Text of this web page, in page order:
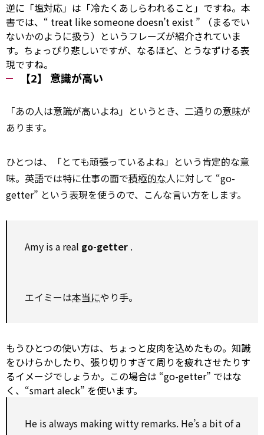
逆に「塩対応」は「冷たくあしらわれること」ですね。本
書では、“ treat like someone doesn’texist ” （まるでい
ないかのように扱う）というフレーズが紹介されていま
す。ちょっぴり悲しいですが、なるほど、とうなずける表
現ですね。
【2】 意識が高い
「あの人は意識が高いよね」というとき、二通りの意味が
あります。
ひとつは、「とても頑張っているよね」という肯定的な意
味。英語では特に仕事の面で積極的な人に対して “go-
getter” という表現を使うので、こんな言い方をします。
Amy is a real go-getter .
エイミーは本当にやり手。
もうひとつの使い方は、ちょっと皮肉を込めたもの。知識
をひけらかしたり、張り切りすぎて周りを疲れさせたりす
るイメージでしょうか。この場合は “go-getter” ではな
く、“smart aleck” を使います。
He is always makingwitty remarks. He’s a bit of a